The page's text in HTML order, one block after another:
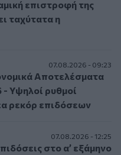
επιστροφή της
ταχύτατα η
07.08.2026 - 09:23
Αποτελέσματα
- Υψηλοί ρυθμοί
ρεκόρ επιδόσεων
07.08.2026 - 12:25
στο α’ εξάμηνο